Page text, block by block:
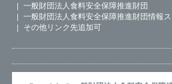
一般財団法人食料安全保障推進財団
一般財団法人食料安全保障推進財団情報
その他リンク先追加可